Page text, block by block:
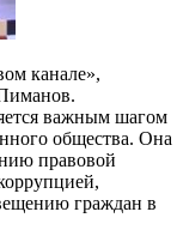
канале»,
важным шагом
общества. Она
правовой
граждан в